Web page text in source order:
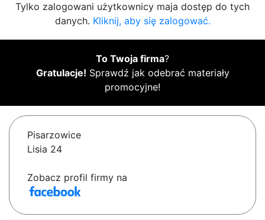
Tylko zalogowani użytkownicy maja dostęp do tych
danych. Kliknij, aby się zalogować.
To Twoja firma?
Gratulacje! Sprawdź jak odebrać materiały
promocyjne!
Pisarzowice
Lisia 24
Zobacz profil firmy na